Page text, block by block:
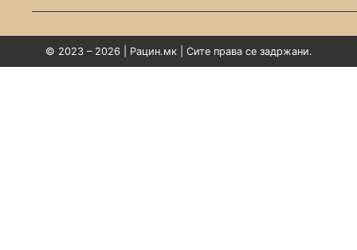
© 2023 – 2026 | Рацин.мк | Сите права се задржани.